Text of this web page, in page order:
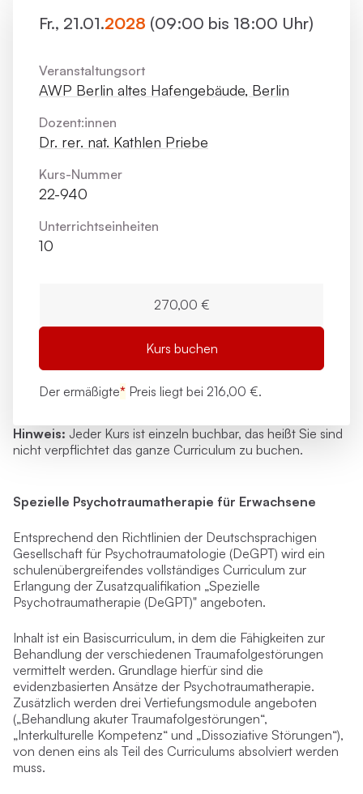
Hinweis: Jeder Kurs ist einzeln buchbar, das heißt Sie sind
nicht verpflichtet das ganze Curriculum zu buchen.
Spezielle Psychotraumatherapie für Erwachsene
Entsprechend den Richtlinien der Deutschsprachigen
Gesellschaft für Psychotraumatologie (DeGPT) wird ein
schulenübergreifendes vollständiges Curriculum zur
Erlangung der Zusatzqualifikation „Spezielle
Psychotraumatherapie (DeGPT)" angeboten.
Inhalt ist ein Basiscurriculum, in dem die Fähigkeiten zur
Behandlung der verschiedenen Traumafolgestörungen
vermittelt werden. Grundlage hierfür sind die
evidenzbasierten Ansätze der Psychotraumatherapie.
Zusätzlich werden drei Vertiefungsmodule angeboten
(„Behandlung akuter Traumafolgestörungen“,
„Interkulturelle Kompetenz“ und „Dissoziative Störungen“),
von denen eins als Teil des Curriculums absolviert werden
muss.
Fr., 21.01.2028 (09:00 bis 18:00 Uhr)
Veranstaltungsort
AWP Berlin altes Hafengebäude, Berlin
Dozent:innen
Dr. rer. nat. Kathlen Priebe
Kurs-Nummer
22-940
Unterrichts­einheiten
10
270,00 €
Kurs buchen
Der ermäßigte* Preis liegt bei 216,00 €.